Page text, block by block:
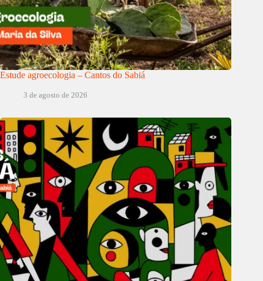
Estude agroecologia – Cantos do Sabiá
3 de agosto de 2026